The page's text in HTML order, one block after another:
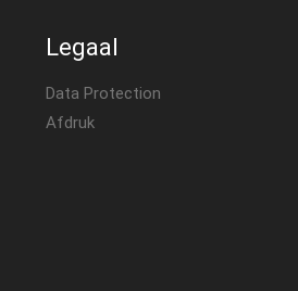
Legaal
Data Protection
Afdruk